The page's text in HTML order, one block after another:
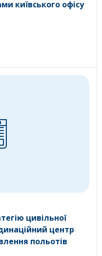
київського офісу
цивільної
центр
польотів